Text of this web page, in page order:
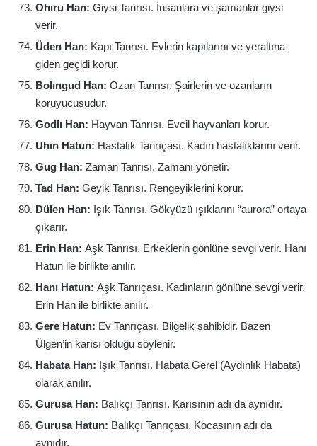
Ohıru Han: Giysi Tanrısı. İnsanlara ve şamanlar giysi
verir.
Üden Han: Kapı Tanrısı. Evlerin kapılarını ve yeraltına
giden geçidi korur.
Bolıngud Han: Ozan Tanrısı. Şairlerin ve ozanların
koruyucusudur.
Godlı Han: Hayvan Tanrısı. Evcil hayvanları korur.
Uhın Hatun: Hastalık Tanrıçası. Kadın hastalıklarını verir.
Gug Han: Zaman Tanrısı. Zamanı yönetir.
Tad Han: Geyik Tanrısı. Rengeyiklerini korur.
Dülen Han: Işık Tanrısı. Gökyüzü ışıklarını “aurora” ortaya
çıkarır.
Erin Han: Aşk Tanrısı. Erkeklerin gönlüne sevgi verir. Hanı
Hatun ile birlikte anılır.
Hanı Hatun: Aşk Tanrıçası. Kadınların gönlüne sevgi verir.
Erin Han ile birlikte anılır.
Gere Hatun: Ev Tanrıçası. Bilgelik sahibidir. Bazen
Ülgen’in karısı olduğu söylenir.
Habata Han: Işık Tanrısı. Habata Gerel (Aydınlık Habata)
olarak anılır.
Gurusa Han: Balıkçı Tanrısı. Karısının adı da aynıdır.
Gurusa Hatun: Balıkçı Tanrıçası. Kocasının adı da
aynıdır.